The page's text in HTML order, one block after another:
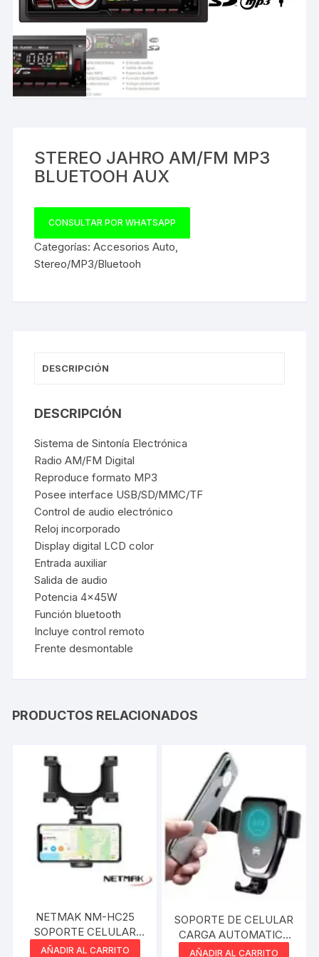
STEREO JAHRO AM/FM MP3
BLUETOOH AUX
CONSULTAR POR WHATSAPP
Categorías:Accesorios Auto,
Stereo/MP3/Bluetooh
DESCRIPCIÓN
DESCRIPCIÓN
Sistema de Sintonía Electrónica
Radio AM/FM Digital
Reproduce formato MP3
Posee interface USB/SD/MMC/TF
Control de audio electrónico
Reloj incorporado
Display digital LCD color
Entrada auxiliar
Salida de audio
Potencia 4x45W
Función bluetooth
Incluye control remoto
Frente desmontable
PRODUCTOS RELACIONADOS
NETMAK NM-HC25
SOPORTE CELULAR
PARA ESPEJO
AÑADIR AL CARRITO
SOPORTE DE CELULAR
CARGA AUTOMATICA
DINAX
AÑADIR AL CARRITO